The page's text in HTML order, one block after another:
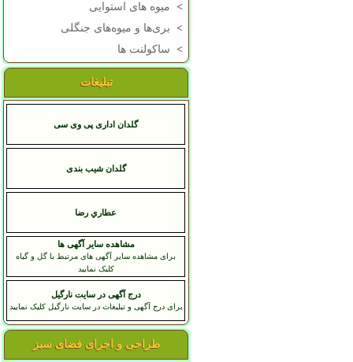
> میوه های استوایی
> بری‌ها و میوه‌های جنگلی
> ساکولنت ها
تبلیغات
گلدان اداری پی وی سی
گلدان شیب بندی
عطاري رضا
مشاهده سایر آگهی ها
برای مشاهده سایر آگهی های مرتبط با گل و گیاه
کلیک نمایید
درج آگهی در سایت نارگیل
برای درج آگهی و تبلیغات در سایت نارگیل کلیک نمایید
طراحی و اجرای فضای سبز